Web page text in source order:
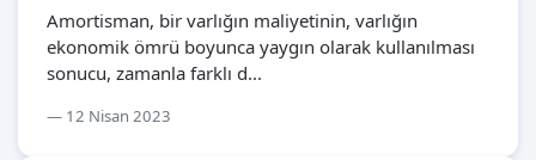
Amortisman, bir varlığın maliyetinin, varlığın
ekonomik ömrü boyunca yaygın olarak kullanılması
sonucu, zamanla farklı d...
12 Nisan 2023